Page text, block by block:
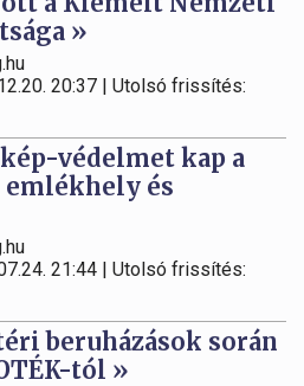
»
20:37 | Utolsó frissítés:
védelmet kap a
és
21:44 | Utolsó frissítés:
beruházások során
tól »